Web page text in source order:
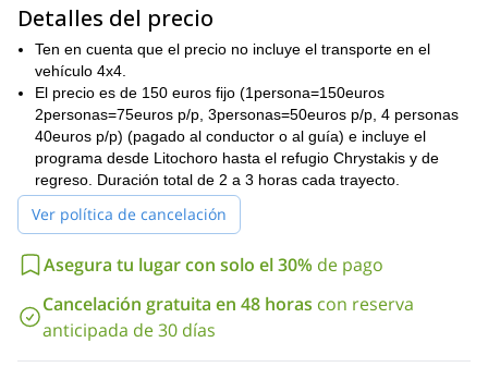
nivel de condición física promedio y ser capaz de caminar/trepar
durante 3-4 horas sin ningún problema. Además, no debes tener
miedo a las alturas, ni tener ningún otro problema de salud
conocido (particularmente relacionado con el sistema
musculoesquelético).
Si te gustaría unirte a esta emocionante aventura hacia la cima
de Mítikas, entonces por favor envía tu solicitud de reserva ¡y
podemos comenzar a hacer arreglos juntos!
Detalles del precio
Ten en cuenta que el precio no incluye el transporte en el
vehículo 4x4.
El precio es de 150 euros fijo (1persona=150euros
2personas=75euros p/p, 3personas=50euros p/p, 4 personas
40euros p/p) (pagado al conductor o al guía) e incluye el
programa desde Litochoro hasta el refugio Chrystakis y de
regreso. Duración total de 2 a 3 horas cada trayecto.
Ver política de cancelación
Asegura tu lugar con solo el 30% de pago
Cancelación gratuita en 48 horas con reserva
anticipada de 30 días